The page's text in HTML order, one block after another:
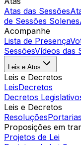
Atas das Sessões
de Sessões Solenes
Acompanhe
Lista de Presença
SessõesVídeos das
Leis e Atos
Leis e Decretos
LeisDecretos
Decretos
Leis e Decretos
ResoluçõesPortarias
Proposições em
Projetos de Lei